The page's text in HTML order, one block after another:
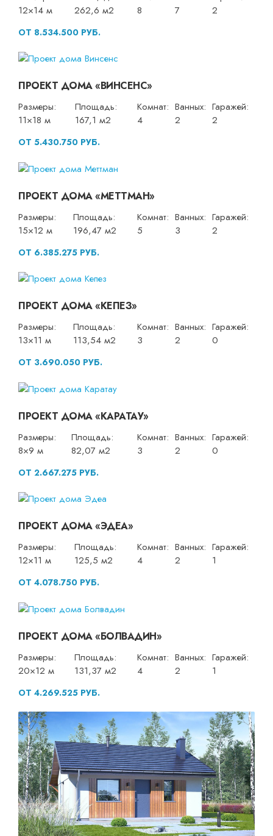
12×14 м
262,6 м2
8
7
2
ОТ 8.534.500 РУБ.
ПРОЕКТ ДОМА «ВИНСЕНС»
Размеры:
11×18 м
Площадь:
167,1 м2
Комнат:
4
Ванных:
2
Гаражей:
2
ОТ 5.430.750 РУБ.
ПРОЕКТ ДОМА «МЕТТМАН»
Размеры:
15×12 м
Площадь:
196,47 м2
Комнат:
5
Ванных:
3
Гаражей:
2
ОТ 6.385.275 РУБ.
ПРОЕКТ ДОМА «КЕПЕЗ»
Размеры:
13×11 м
Площадь:
113,54 м2
Комнат:
3
Ванных:
2
Гаражей:
0
ОТ 3.690.050 РУБ.
ПРОЕКТ ДОМА «КАРАТАУ»
Размеры:
8×9 м
Площадь:
82,07 м2
Комнат:
3
Ванных:
2
Гаражей:
0
ОТ 2.667.275 РУБ.
ПРОЕКТ ДОМА «ЭДЕА»
Размеры:
12×11 м
Площадь:
125,5 м2
Комнат:
4
Ванных:
2
Гаражей:
1
ОТ 4.078.750 РУБ.
ПРОЕКТ ДОМА «БОЛВАДИН»
Размеры:
20×12 м
Площадь:
131,37 м2
Комнат:
4
Ванных:
2
Гаражей:
1
ОТ 4.269.525 РУБ.